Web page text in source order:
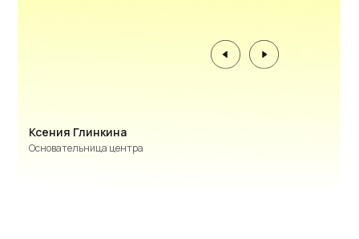
Основательница центра
Ксения Глинкина
© 2025 все права защищены ООО
«ГЛИНКИН ХОЛИСТИК СПОРТ ЦЕНТР»